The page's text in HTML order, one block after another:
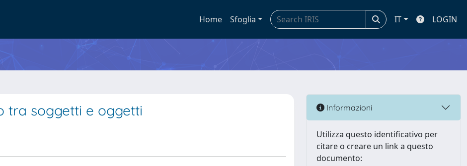
Home Sfoglia IT LOGIN
tra soggetti e oggetti Informazioni
Utilizza questo identificativo per
citare o creare un link a questo
documento: